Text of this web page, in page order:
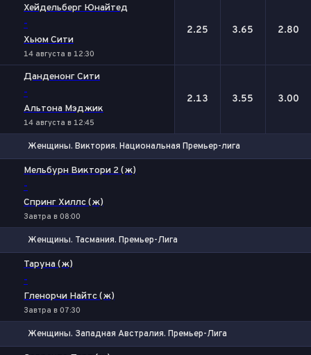
Хейдельберг Юнайтед
-
Хьюм Сити
14 августа в 12:30
2.25 3.65 2.80
Данденонг Сити
-
Альтона Мэджик
14 августа в 12:45
2.13 3.55 3.00
Женщины. Виктория. Национальная Премьер-лига
Мельбурн Виктори 2 (ж)
-
Спринг Хиллс (ж)
Завтра в 08:00
Женщины. Тасмания. Премьер-Лига
Таруна (ж)
-
Гленорчи Найтс (ж)
Завтра в 07:30
Женщины. Западная Австралия. Премьер-Лига